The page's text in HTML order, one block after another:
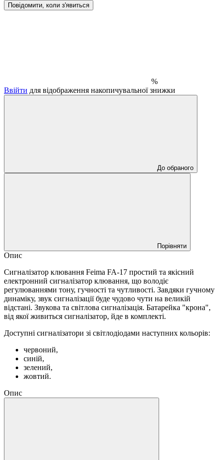
Повідомити, коли з'явиться
%
Ввійти для відображення накопичувальної знижки
До обраного
Порівняти
Опис
Сигналізатор клювання Feima FA-17 простий та якісний
електронний сигналізатор клювання, що володіє
регулюваннями тону, гучності та чутливості. Завдяки гучному
динаміку, звук сигналізації буде чудово чути на великій
відстані. Звукова та світлова сигналізація. Батарейка "крона",
від якої живиться сигналізатор, йде в комплекті.
Доступні сигналізатори зі світлодіодами наступних кольорів:
червоний,
синій,
зелений,
жовтий.
Опис